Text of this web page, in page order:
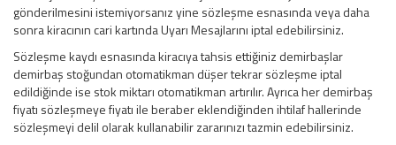
gönderilmesini istemiyorsanız yine sözleşme esnasında veya daha
sonra kiracının cari kartında Uyarı Mesajlarını iptal edebilirsiniz.
Sözleşme kaydı esnasında kiracıya tahsis ettiğiniz demirbaşlar
demirbaş stoğundan otomatikman düşer tekrar sözleşme iptal
edildiğinde ise stok miktarı otomatikman artırılır. Ayrıca her demirbaş
fiyatı sözleşmeye fiyatı ile beraber eklendiğinden ihtilaf hallerinde
sözleşmeyi delil olarak kullanabilir zararınızı tazmin edebilirsiniz.